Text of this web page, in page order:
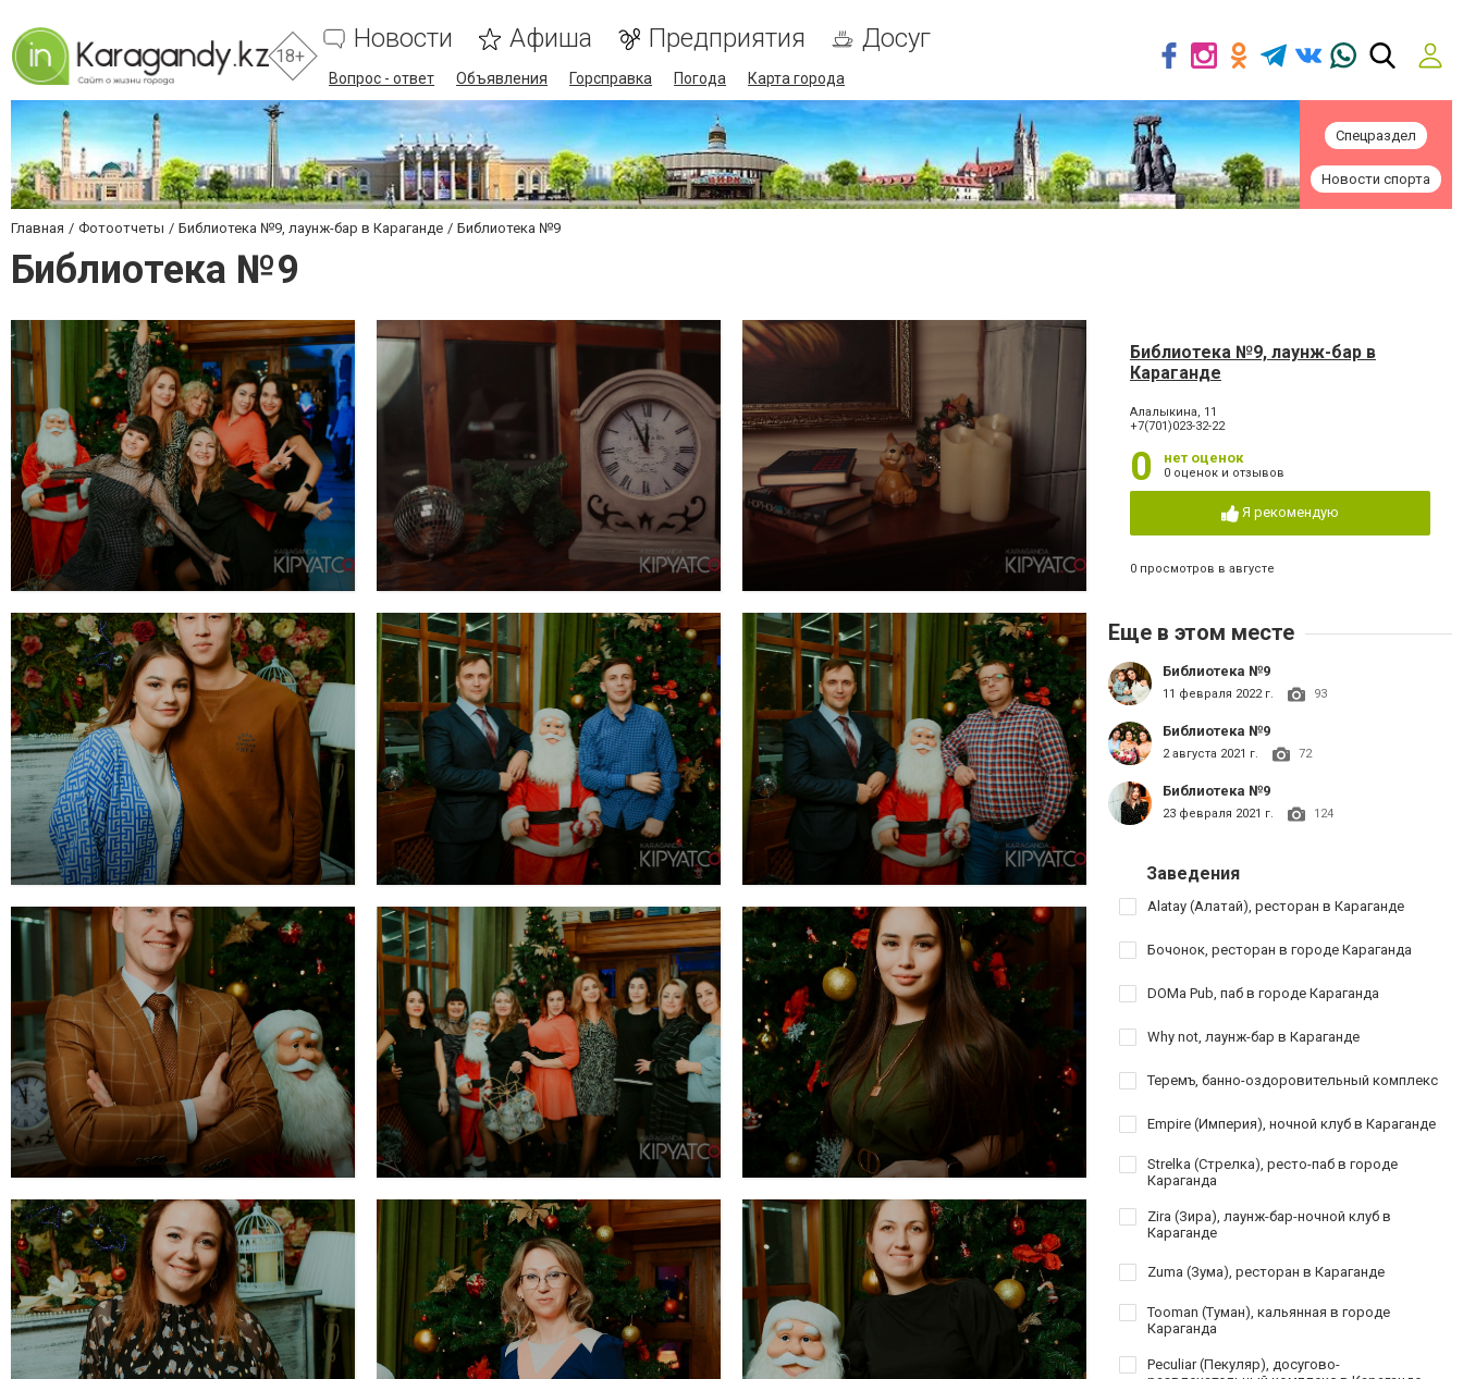
18+
Новости Афиша Предприятия Досуг
Вопрос - ответ Объявления Горсправка Погода Карта города
Спецраздел
Новости спорта
Главная Фотоотчеты Библиотека №9, лаунж-бар в Караганде Библиотека №9
Библиотека №9
Библиотека №9, лаунж-бар в
Караганде
​Алалыкина, 11
+7(701)023-32-22
0 нет оценок
0 оценок и отзывов
Я рекомендую
0 просмотров в августе
Еще в этом месте
Библиотека №9
11 февраля 2022 г. 93
Библиотека №9
2 августа 2021 г. 72
Библиотека №9
23 февраля 2021 г. 124
Заведения
Alatay (Алатай), ресторан в Караганде
Бочонок, ресторан в городе Караганда
DOMa Pub, паб в городе Караганда
Why not, лаунж-бар в Караганде
Теремъ, банно-оздоровительный комплекс
Empire (Империя), ночной клуб в Караганде
Strelka (Стрелка), ресто-паб в городе
Караганда
Zira (Зира), лаунж-бар-ночной клуб в
Караганде
Zuma (Зума), ресторан в Караганде
Tooman (Туман), кальянная в городе
Караганда
Peculiar (Пекуляр), досугово-